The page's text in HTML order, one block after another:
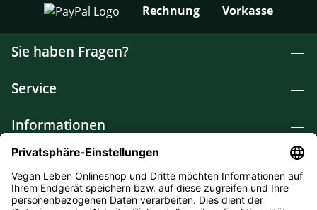
Rechnung Vorkasse
Sie haben Fragen?
Service
Informationen
Lebensmittel
Drogerie